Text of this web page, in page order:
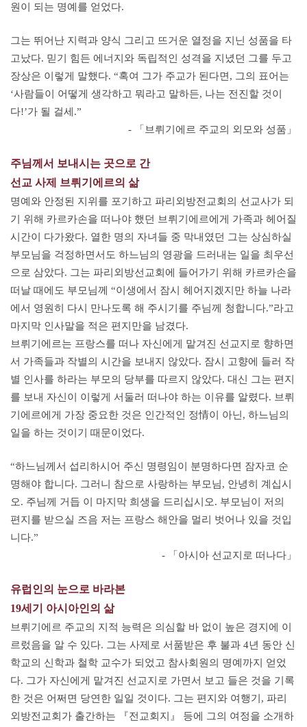
원이 되는 명예를 얻었다.
그는 뛰어난 지력과 양식 그리고 뜨거운 열정을 지닌 성품을 타
고났다. 믿기 힘든 에너지와 독립적인 성격을 지녔던 그를 두고
장상은 이렇게 말했다. “혹여 그가 주교가 된다면, 그의 표어는
‘사람들이 어떻게 생각하고 뭐라고 말하든, 나는 전진할 것이
다!’가 될 걸세.”
- 「브뤼기에르 주교의 외모와 성품」
주님께서 보내시는 곳으로 간
선교 사제 브뤼기에르의 삶
명예와 안정된 지위를 포기하고 파리외방전교회의 선교사가 되
기 위해 카르카손을 떠나야 했던 브뤼기에르에게 가족과 헤어질
시간이 다가왔다. 열한 명의 자녀들 중 막내였던 그는 상심하실
부모님을 걱정하면서도 하느님의 영광을 드러내는 일을 최우선
으로 삼았다. 그는 파리외방선교회에 들어가기 위해 카르카손을
떠날 때에도 부모님께 “이생에서 잠시 헤어지겠지만 하늘 나라
에서 영원히 다시 만나도록 해 주시기를 주님께 청합니다.”라고
마지막 인사말을 적은 편지만을 남겼다.
브뤼기에르는 프랑스를 떠나 자신에게 맡겨진 선교지로 향하면
서 가족들과 작별의 시간을 보내지 않았다. 잠시 고향에 들러 작
별 인사를 하라는 부모의 당부를 따르지 않았다. 대신 그는 편지
를 보내 자신이 이렇게 서둘러 떠나야 하는 이유를 알렸다. 브뤼
기에르에게 가장 중요한 것은 인간적인 정情이 아닌, 하느님의
일을 하는 것이기 때문이었다.
“하느님께서 섭리하시어 주신 명령임이 분명하다면 잠자코 순
명해야 합니다. 그러니 참으로 사랑하는 부모님, 안녕히 계십시
오. 주님께 거듭 이 마지막 희생을 드리십시오. 부모님이 저의
편지를 받으실 즈음 저는 프랑스 해안을 멀리 벗어나 있을 것입
니다.”
- 「아시아 선교지로 떠나다」
유럽인의 눈으로 바라본
19세기 아시아인의 삶
브뤼기에르 주교의 지적 능력은 의심할 바 없이 높은 경지에 이
르렀음을 알 수 있다. 그는 사제로 서품받은 후 불과 4년 동안 신
학교의 신학과 철학 교수가 되었고 참사회원의 명예까지 얻었
다. 그가 자신에게 맡겨진 선교지로 가면서 보고 들은 것을 기록
한 것은 어쩌면 당연한 일일 것이다. 그는 편지와 여행기, 파리
외방전교회가 출간하는 『전교회지』 등에 그의 여정을 소개하